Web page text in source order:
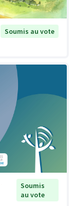
Soumis au vote
Soumis
au vote